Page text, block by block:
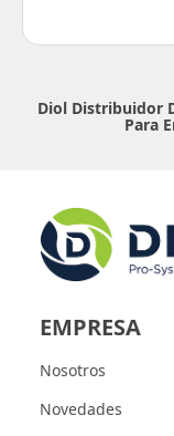
Diol Distribuidor
Para
EMPRESA
Nosotros
Novedades